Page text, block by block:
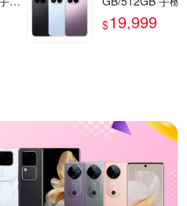
方旗艦館
$19,999